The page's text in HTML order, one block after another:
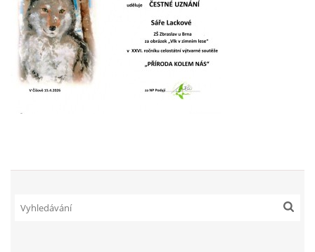
ŠKOLNÍ PORADENSKÉ PRACOVIŠTĚ
NEPOTŘEBNÝ MAJETEK
NAUČNÁ STEZKA ZBRASLAV
ARBORETUM ŠKOLY